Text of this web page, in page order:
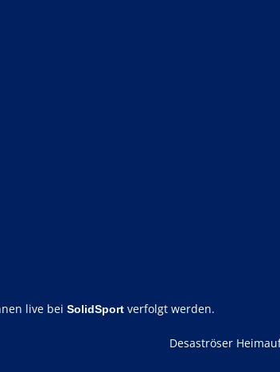
live beiSolidSport verfolgt werden.
Desaströser